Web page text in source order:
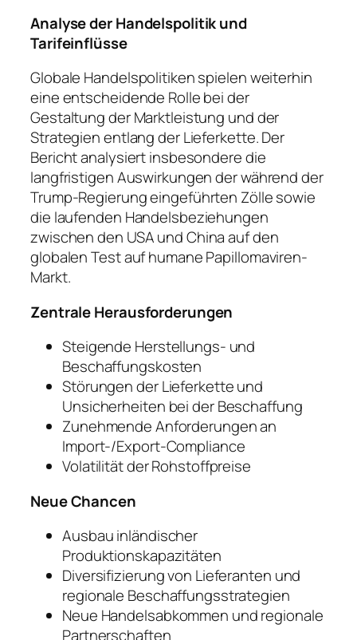
Analyse der Handelspolitik und
Tarifeinflüsse
Globale Handelspolitiken spielen weiterhin
eine entscheidende Rolle bei der
Gestaltung der Marktleistung und der
Strategien entlang der Lieferkette. Der
Bericht analysiert insbesondere die
langfristigen Auswirkungen der während der
Trump-Regierung eingeführten Zölle sowie
die laufenden Handelsbeziehungen
zwischen den USA und China auf den
globalen Test auf humane Papillomaviren-
Markt.
Zentrale Herausforderungen
Steigende Herstellungs- und
Beschaffungskosten
Störungen der Lieferkette und
Unsicherheiten bei der Beschaffung
Zunehmende Anforderungen an
Import-/Export-Compliance
Volatilität der Rohstoffpreise
Neue Chancen
Ausbau inländischer
Produktionskapazitäten
Diversifizierung von Lieferanten und
regionale Beschaffungsstrategien
Neue Handelsabkommen und regionale
Partnerschaften